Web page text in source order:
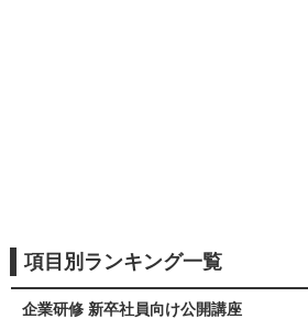
項目別ランキング一覧
企業研修 新卒社員向け公開講座